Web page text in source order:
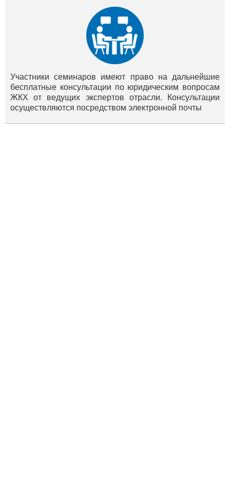
Участники семинаров имеют право на дальнейшие
бесплатные консультации по юридическим вопросам
ЖКХ от ведущих экспертов отрасли. Консультации
осуществляются посредством электронной почты